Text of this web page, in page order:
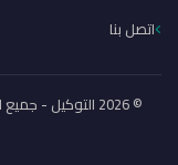
اتصل بنا
© 2026 التوكيل - جميع الحقوق محفوظة | صيانة أجهزة منزلية في مصر